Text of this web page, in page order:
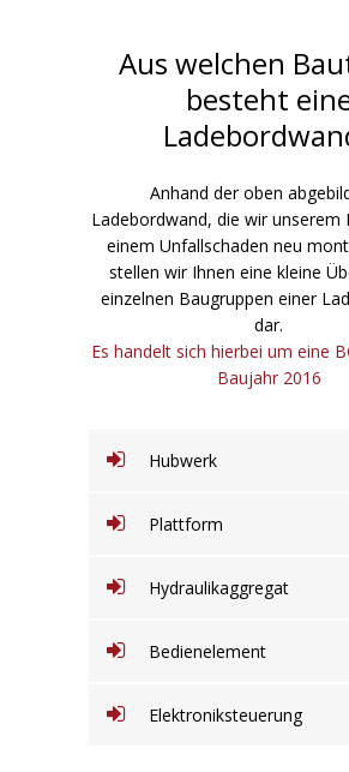
Aus welchen
besteht
Anhand der oben
Ladebordwand, die wir unserem
einem Unfallschaden neu
stellen wir Ihnen eine kleine
einzelnen Baugruppen einer
dar.
Es handelt sich hierbei um eine
Baujahr 2016
Hubwerk
Plattform
Hydraulikaggregat
Bedienelement
Elektroniksteuerung